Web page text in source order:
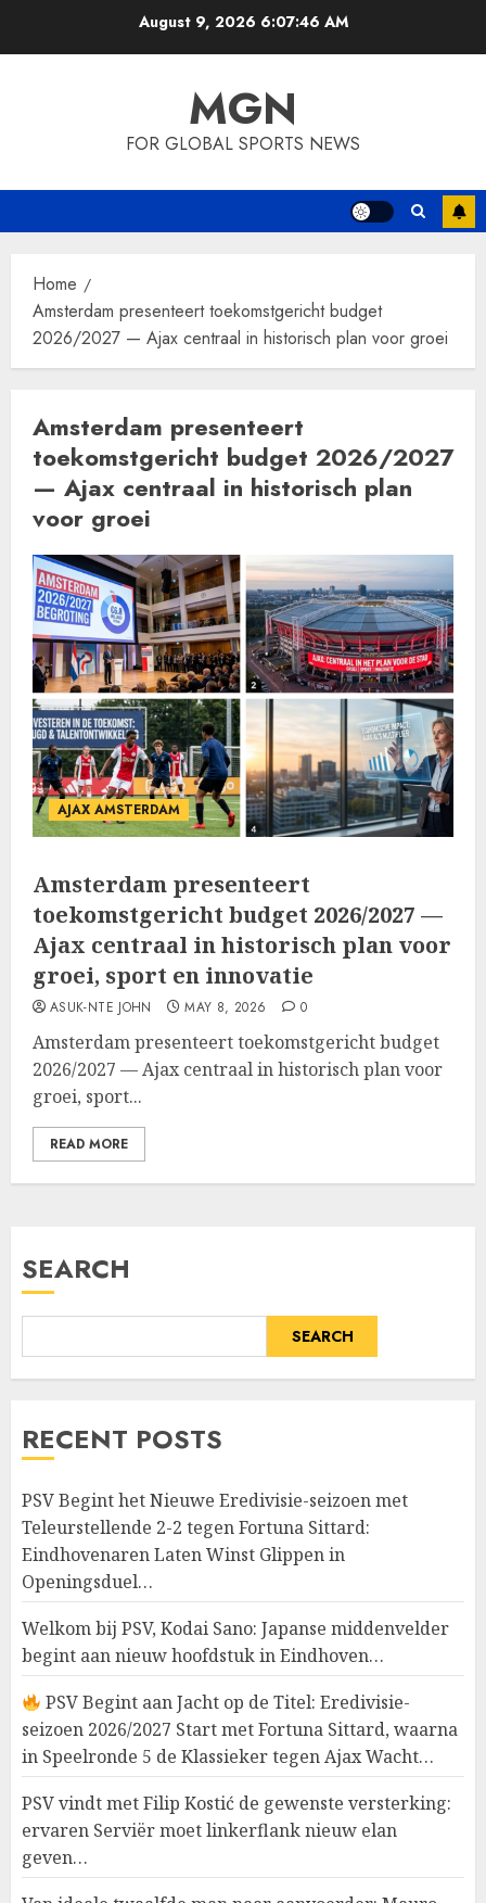
August 9, 2026 6:07:47 AM
MGN
FOR GLOBAL SPORTS NEWS
Home
Amsterdam presenteert toekomstgericht budget
2026/2027 — Ajax centraal in historisch plan voor groei
Amsterdam presenteert
toekomstgericht budget 2026/2027
— Ajax centraal in historisch plan
voor groei
AJAX AMSTERDAM
Amsterdam presenteert
toekomstgericht budget 2026/2027 —
Ajax centraal in historisch plan voor
groei, sport en innovatie
ASUK-NTE JOHN MAY 8, 2026 0
Amsterdam presenteert toekomstgericht budget
2026/2027 — Ajax centraal in historisch plan voor
groei, sport...
READ MORE
SEARCH
SEARCH
RECENT POSTS
PSV Begint het Nieuwe Eredivisie-seizoen met
Teleurstellende 2-2 tegen Fortuna Sittard:
Eindhovenaren Laten Winst Glippen in
Openingsduel…
Welkom bij PSV, Kodai Sano: Japanse middenvelder
begint aan nieuw hoofdstuk in Eindhoven…
PSV Begint aan Jacht op de Titel: Eredivisie-
seizoen 2026/2027 Start met Fortuna Sittard, waarna
in Speelronde 5 de Klassieker tegen Ajax Wacht…
PSV vindt met Filip Kostić de gewenste versterking:
ervaren Serviër moet linkerflank nieuw elan
geven…